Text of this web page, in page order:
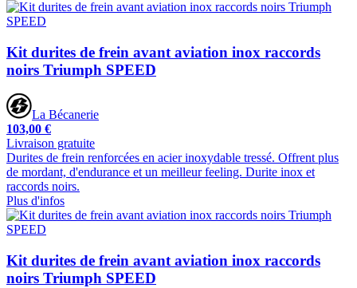
Kit durites de frein avant aviation inox raccords
noirs Triumph SPEED
La Bécanerie
103,00 €
Livraison gratuite
Durites de frein renforcées en acier inoxydable tressé. Offrent plus
de mordant, d'endurance et un meilleur feeling. Durite inox et
raccords noirs.
Plus d'infos
Kit durites de frein avant aviation inox raccords
noirs Triumph SPEED